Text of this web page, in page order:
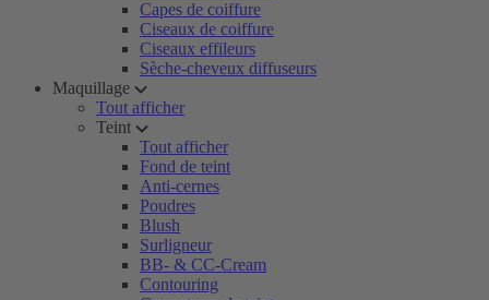
Capes de coiffure
Ciseaux de coiffure
Ciseaux effileurs
Sèche-cheveux diffuseurs
Maquillage
Tout afficher
Teint
Tout afficher
Fond de teint
Anti-cernes
Poudres
Blush
Surligneur
BB- & CC-Cream
Contouring